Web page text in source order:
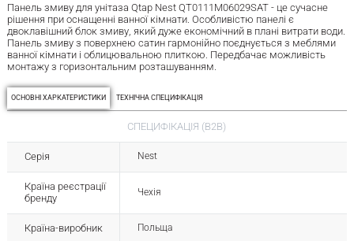
Панель змиву для унітаза Qtap Nest QT0111M06029SAT - це сучасне
рішення при оснащенні ванної кімнати. Особливістю панелі є
двоклавішний блок змиву, який дуже економічний в плані витрати води.
Панель змиву з поверхнею сатин гармонійно поєднується з меблями
ванної кімнати і облицювальною плиткою. Передбачає можливість
монтажу з горизонтальним розташуванням.
ОСНОВНІ ХАРКАТЕРИСТИКИ ТЕХНІЧНА СПЕЦИФІКАЦІЯ
СПЕЦИФІКАЦІЯ (B2B)
Серія Nest
Країна реєстрації
бренду
Чехія
Країна-виробник Польща